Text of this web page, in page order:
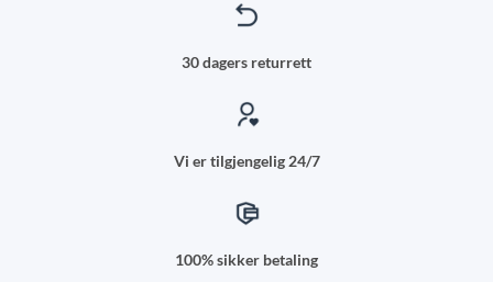
30 dagers returrett
Vi er tilgjengelig 24/7
100% sikker betaling